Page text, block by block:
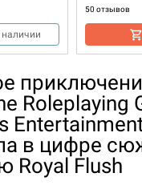
50 отзывов
Roleplaying
в цифре
Royal Flush